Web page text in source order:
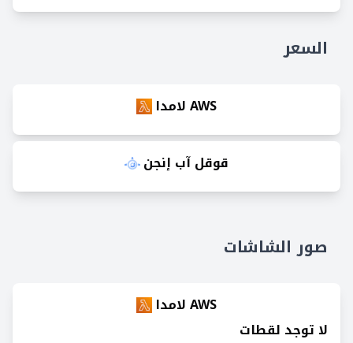
السعر
AWS لامدا
قوقل آب إنجن
صور الشاشات
AWS لامدا
لا توجد لقطات